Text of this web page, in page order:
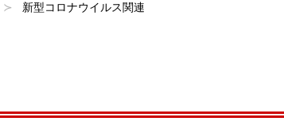
新型コロナウイルス関連